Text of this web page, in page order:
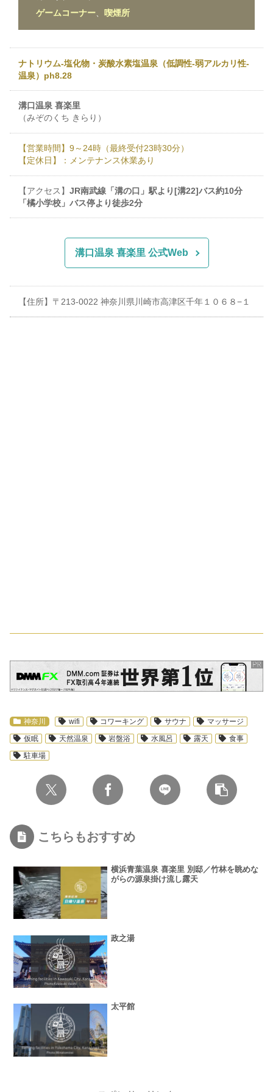
ゲームコーナー
喫煙所
ナトリウム-塩化物・炭酸水素塩温泉（低調性-弱アルカリ性-
温泉）ph8.28
溝口温泉 喜楽里
（みぞのくち きらり）
【営業時間】9～24時（最終受付23時30分）
【定休日】：メンテナンス休業あり
【アクセス】JR南武線「溝の口」駅より[溝22]バス約10分
「橘小学校」バス停より徒歩2分
溝口温泉 喜楽里 公式Web
【住所】〒213-0022 神奈川県川崎市高津区千年１０６８−１
スポンサーリンク
神奈川 wifi コワーキング サウナ
マッサージ
仮眠
天然温泉 岩盤浴 水風呂 露天
食事
駐車場
こちらもおすすめ
横浜青葉温泉 喜楽里 別邸／竹林を眺めな
がらの源泉掛け流し露天
政之湯
太平館